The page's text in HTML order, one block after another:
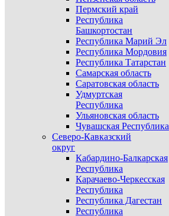
Пермский край
Республика
Башкортостан
Республика Марий Эл
Республика Мордовия
Республика Татарстан
Самарская область
Саратовская область
Удмуртская
Республика
Ульяновская область
Чувашская Республика
Северо-Кавказский
округ
Кабардино-Балкарская
Республика
Карачаево-Черкесская
Республика
Республика Дагестан
Республика